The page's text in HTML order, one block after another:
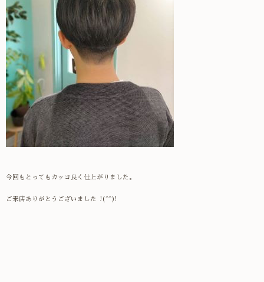
今回もとってもカッコ良く仕上がりました。
ご来店ありがとうございました !(^^)!